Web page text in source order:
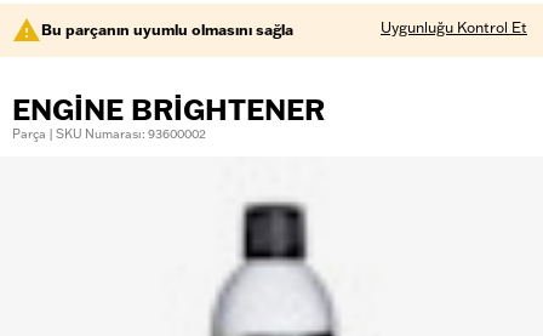
Bu parçanın uyumlu olmasını sağla Uygunluğu Kontrol Et
ENGINE BRIGHTENER
Parça | SKU Numarası: 93600002